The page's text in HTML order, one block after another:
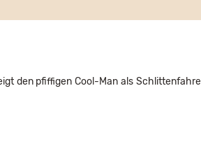
den pfiffigen Cool-Man als